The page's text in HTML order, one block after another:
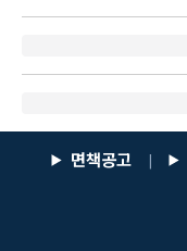
면책공고 |